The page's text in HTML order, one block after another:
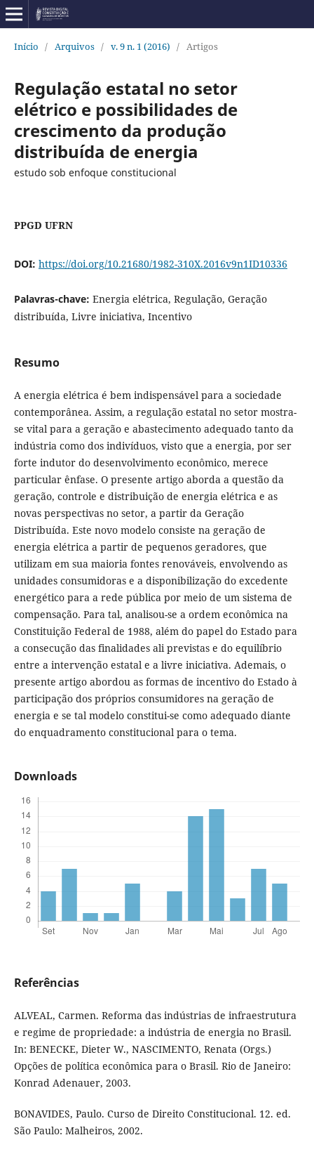
Início / Arquivos / v. 9 n. 1 (2016) / Artigos
Regulação estatal no setor
elétrico e possibilidades de
crescimento da produção
distribuída de energia
estudo sob enfoque constitucional
PPGD UFRN
DOI: https://doi.org/10.21680/1982-310X.2016v9n1ID10336
Palavras-chave: Energia elétrica, Regulação, Geração
distribuída, Livre iniciativa, Incentivo
Resumo
A energia elétrica é bem indispensável para a sociedade
contemporânea. Assim, a regulação estatal no setor mostra-
se vital para a geração e abastecimento adequado tanto da
indústria como dos indivíduos, visto que a energia, por ser
forte indutor do desenvolvimento econômico, merece
particular ênfase. O presente artigo aborda a questão da
geração, controle e distribuição de energia elétrica e as
novas perspectivas no setor, a partir da Geração
Distribuída. Este novo modelo consiste na geração de
energia elétrica a partir de pequenos geradores, que
utilizam em sua maioria fontes renováveis, envolvendo as
unidades consumidoras e a disponibilização do excedente
energético para a rede pública por meio de um sistema de
compensação. Para tal, analisou-se a ordem econômica na
Constituição Federal de 1988, além do papel do Estado para
a consecução das finalidades ali previstas e do equilíbrio
entre a intervenção estatal e a livre iniciativa. Ademais, o
presente artigo abordou as formas de incentivo do Estado à
participação dos próprios consumidores na geração de
energia e se tal modelo constitui-se como adequado diante
do enquadramento constitucional para o tema.
Downloads
Referências
ALVEAL, Carmen. Reforma das indústrias de infraestrutura
e regime de propriedade: a indústria de energia no Brasil.
In: BENECKE, Dieter W., NASCIMENTO, Renata (Orgs.)
Opções de política econômica para o Brasil. Rio de Janeiro:
Konrad Adenauer, 2003.
BONAVIDES, Paulo. Curso de Direito Constitucional. 12. ed.
São Paulo: Malheiros, 2002.